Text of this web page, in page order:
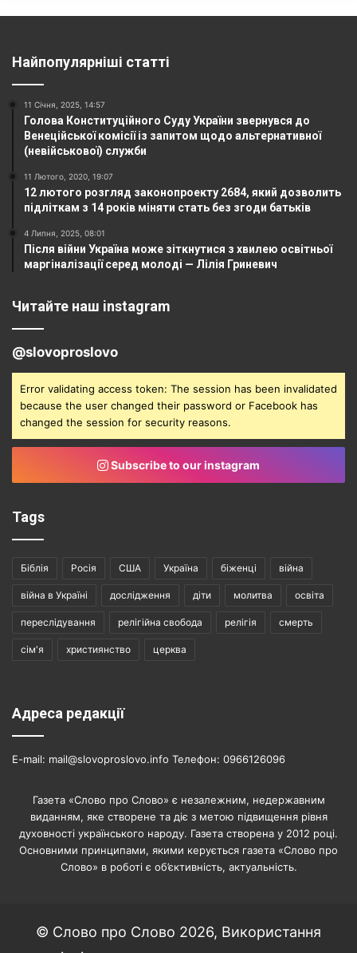
Найпопулярніші статті
11 Січня, 2025, 14:57
Голова Конституційного Суду України звернувся до
Венеційської комісії із запитом щодо альтернативної
(невійськової) служби
11 Лютого, 2020, 19:07
12 лютого розгляд законопроекту 2684, який дозволить
підліткам з 14 років міняти стать без згоди батьків
4 Липня, 2025, 08:01
Після війни Україна може зіткнутися з хвилею освітньої
маргіналізації серед молоді — Лілія Гриневич
Читайте наш instagram
@slovoproslovo
Error validating access token: The session has been invalidated
because the user changed their password or Facebook has
changed the session for security reasons.
Subscribe to our instagram
Tags
Біблія Росія США Україна біженці війна
війна в Україні дослідження діти молитва освіта
переслідування релігійна свобода релігія смерть
сім'я християнство церква
Адреса редакції
E-mail: mail@slovoproslovo.info Телефон: 0966126096
Газета «Слово про Слово» є незалежним, недержавним
виданням, яке створене та діє з метою підвищення рівня
духовності українського народу. Газета створена у 2012 році.
Основними принципами, якими керується газета «Слово про
Слово» в роботі є об’єктивність, актуальність.
© Слово про Слово 2026, Використання